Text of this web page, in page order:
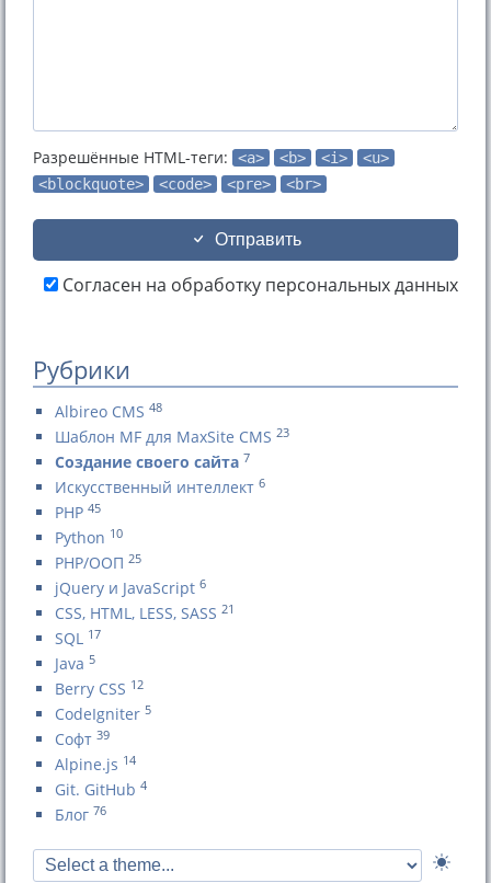
Разрешённые HTML-теги: <a> <b> <i>
<u>
<blockquote>
<code> <pre> <br>
Отправить
Согласен на обработку персональных данных
Рубрики
Albireo CMS 48
Шаблон MF для MaxSite CMS 23
Создание своего сайта 7
Искусственный интеллект 6
PHP 45
Python 10
PHP/ООП 25
jQuery и JavaScript 6
CSS, HTML, LESS, SASS 21
SQL 17
Java 5
Berry CSS 12
CodeIgniter 5
Софт 39
Alpine.js 14
Git. GitHub 4
Блог 76